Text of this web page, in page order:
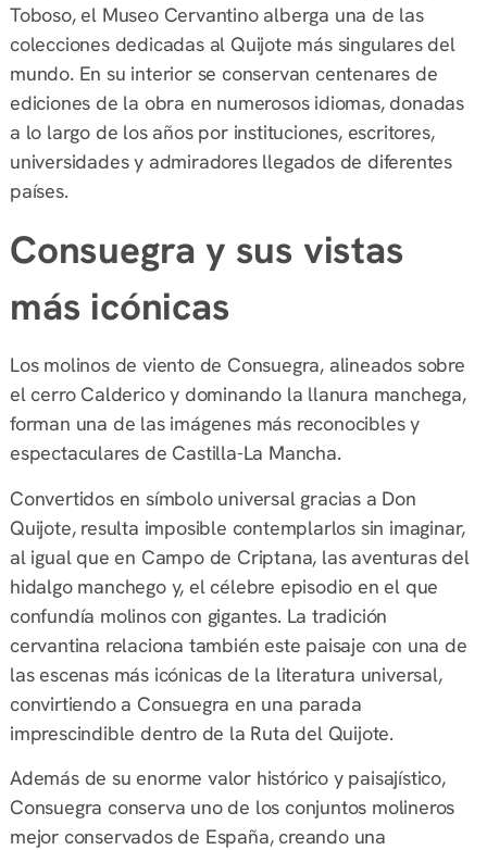
Toboso, el Museo Cervantino alberga una de las
colecciones dedicadas al Quijote más singulares del
mundo. En su interior se conservan centenares de
ediciones de la obra en numerosos idiomas, donadas
a lo largo de los años por instituciones, escritores,
universidades y admiradores llegados de diferentes
países.
Consuegra y sus vistas
más icónicas
Los molinos de viento de Consuegra, alineados sobre
el cerro Calderico y dominando la llanura manchega,
forman una de las imágenes más reconocibles y
espectaculares de Castilla-La Mancha.
Convertidos en símbolo universal gracias a Don
Quijote, resulta imposible contemplarlos sin imaginar,
al igual que en Campo de Criptana, las aventuras del
hidalgo manchego y, el célebre episodio en el que
confundía molinos con gigantes. La tradición
cervantina relaciona también este paisaje con una de
las escenas más icónicas de la literatura universal,
convirtiendo a Consuegra en una parada
imprescindible dentro de la Ruta del Quijote.
Además de su enorme valor histórico y paisajístico,
Consuegra conserva uno de los conjuntos molineros
mejor conservados de España, creando una